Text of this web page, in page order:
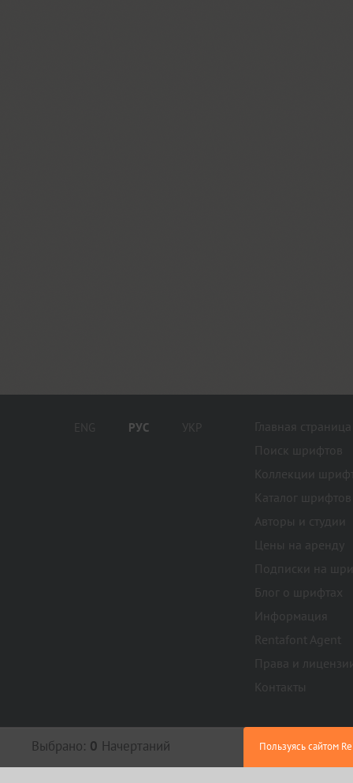
Выбрано: 0 Начертаний
ENG РУС УКР
Главная страница
Поиск шрифтов
Коллекции
Каталог шрифтов
Авторы и студии
Цены на аренду
Подписки на
Блог о шрифтах
Информация
Rentafont Agent
Права и
Контакты
Политика конфиденциальности,
Пользуясь сайтом